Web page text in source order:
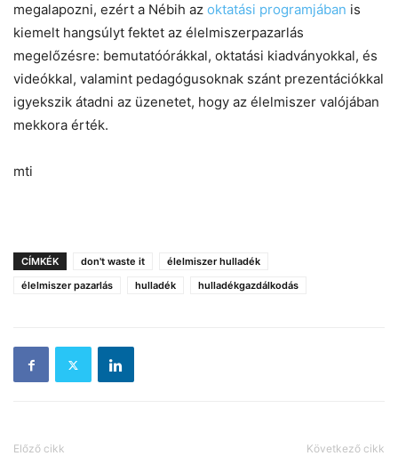
megalapozni, ezért a Nébih az oktatási programjában is
kiemelt hangsúlyt fektet az élelmiszerpazarlás
megelőzésre: bemutatóórákkal, oktatási kiadványokkal, és
videókkal, valamint pedagógusoknak szánt prezentációkkal
igyekszik átadni az üzenetet, hogy az élelmiszer valójában
mekkora érték.
mti
CÍMKÉK don't waste it
élelmiszer hulladék
élelmiszer pazarlás
hulladék hulladékgazdálkodás
Előző cikk Következő cikk